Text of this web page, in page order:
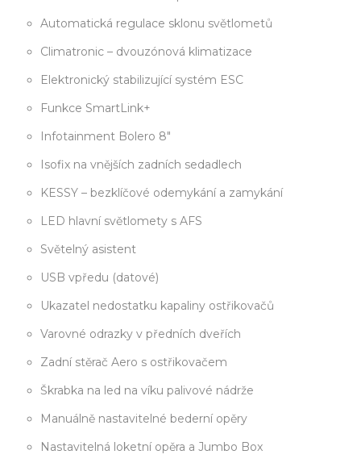
Automatická regulace sklonu světlometů
Climatronic – dvouzónová klimatizace
Elektronický stabilizující systém ESC
Funkce SmartLink+
Infotainment Bolero 8"
Isofix na vnějších zadních sedadlech
KESSY – bezklíčové odemykání a zamykání
LED hlavní světlomety s AFS
Světelný asistent
USB vpředu (datové)
Ukazatel nedostatku kapaliny ostřikovačů
Varovné odrazky v předních dveřích
Zadní stěrač Aero s ostřikovačem
Škrabka na led na víku palivové nádrže
Manuálně nastavitelné bederní opěry
Nastavitelná loketní opěra a Jumbo Box